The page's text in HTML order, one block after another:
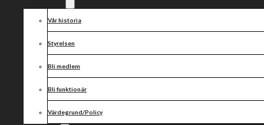
Vår historia
Styrelsen
Bli medlem
Bli funktionär
Värdegrund/Policy